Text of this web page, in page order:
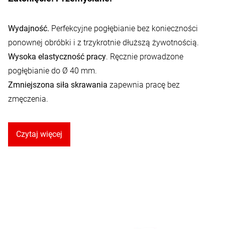
Wydajność. Perfekcyjne pogłębianie bez konieczności
ponownej obróbki i z trzykrotnie dłuższą żywotnością.
Wysoka elastyczność pracy. Ręcznie prowadzone
pogłębianie do Ø 40 mm.
Zmniejszona siła skrawania zapewnia pracę bez
zmęczenia.
Czytaj więcej